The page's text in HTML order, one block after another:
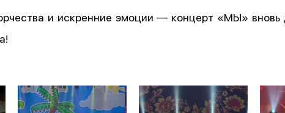
и искренние эмоции — концерт «МЫ» вновь